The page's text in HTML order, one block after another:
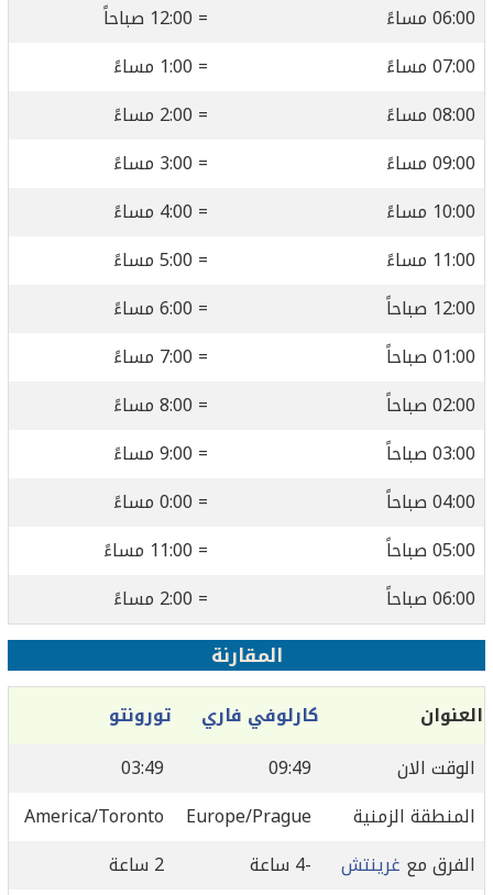
06:00 مساءً
= 12:00 صباحاً
07:00 مساءً
= 1:00 مساءً
08:00 مساءً
= 2:00 مساءً
09:00 مساءً
= 3:00 مساءً
10:00 مساءً
= 4:00 مساءً
11:00 مساءً
= 5:00 مساءً
12:00 صباحاً
= 6:00 مساءً
01:00 صباحاً
= 7:00 مساءً
02:00 صباحاً
= 8:00 مساءً
03:00 صباحاً
= 9:00 مساءً
04:00 صباحاً
= 0:00 مساءً
05:00 صباحاً
= 11:00 مساءً
06:00 صباحاً
= 2:00 مساءً
المقارنة
العنوان كارلوفي فاري
تورونتو
الوقت الان
09:49
03:49
المنطقة الزمنية
Europe/Prague
America/Toronto
الفرق مع غرينتش -4 ساعة
2 ساعة